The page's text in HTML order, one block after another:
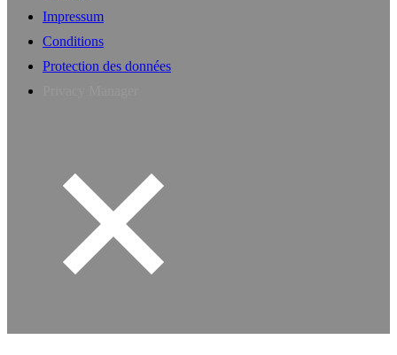
Impressum
Conditions
Protection des données